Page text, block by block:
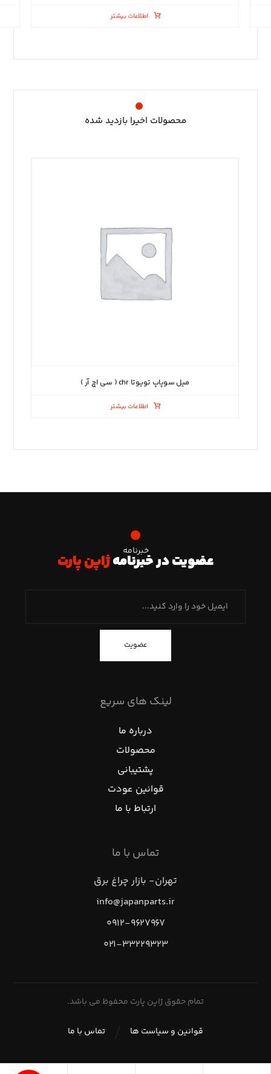
اطلاعات بیشتر
محصولات اخیرا بازدید شده
میل سوپاپ تویوتا chr ( سی اچ آر )
اطلاعات بیشتر
خبرنامه
عضویت در خبرنامهژاپن پارت
عضویت
لینک های سریع
درباره ما
محصولات
پشتیبانی
قوانین عودت
ارتباط با ما
تماس با ما
تهران- بازار چراغ برق
info@japanparts.ir
۰۹۱۲-۹۶۲۷۹۶۷
۰۲۱-۳۳۲۲۹۳۲۳
تمام حقوق ژاپن پارت محفوظ می باشد.
تماس با ما قوانین و سیاست ها